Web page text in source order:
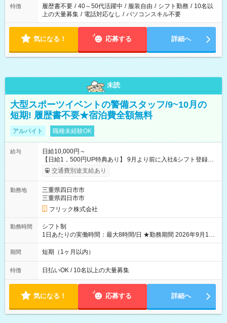
特徴 履歴書不要 / 40～50代活躍中 / 服装自由 / シフト勤務 / 10名以
上の大量募集 / 電話対応なし / パソコンスキル不要
気になる！ 応募する 詳細へ
未読
大型スポーツイベントの警備スタッフ/9~10月の
短期! 履歴書不要★宿泊費全額無料
アルバイト 職種未経験OK
給与
日給10,000円～
【日給1，500円UP特典あり】 9月より前に入社&シフト登録す
ると 期間中(9/16~10/23) の日給がUP! 日給1万1500円でしっか
り稼げます♪ 【試用期間】試用期間なし
交通費別途支給あり
勤務地
三重県四日市市
三重県四日市市
フリック株式会社
勤務時間
シフト制
1日あたりの実働時間：最大8時間/日 ★勤務期間 2026年9月16
日~2026年10月23日 短期勤務OK! 期間中フル勤務できる方優遇
※週3~5日勤務(勤務日数応相談) ※期間前から勤務スタートも可
り ※夜勤シフトあり
期間 短期（1ヶ月以内）
特徴 日払いOK / 10名以上の大量募集
気になる！ 応募する 詳細へ